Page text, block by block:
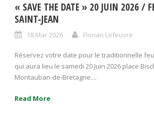
« SAVE THE DATE » 20 JUIN 2026 /
SAINT-JEAN
18 Mar 2026 Florian Lefeuvre
Réservez votre date pour le traditionnelle
qui aura lieu le samedi 20 Juin 2026 place
Montauban-de-Bretagne....
Read More